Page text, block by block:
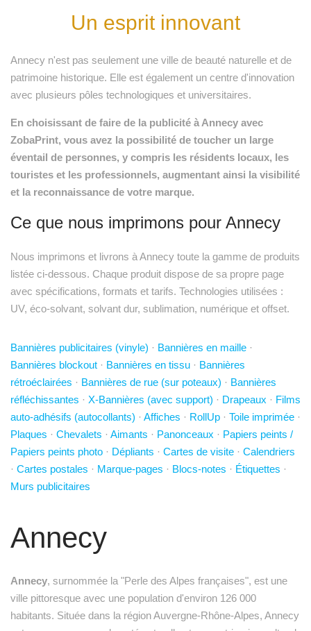
Un esprit innovant
Annecy n'est pas seulement une ville de beauté naturelle et de
patrimoine historique. Elle est également un centre d'innovation
avec plusieurs pôles technologiques et universitaires.
En choisissant de faire de la publicité à Annecy avec
ZobaPrint, vous avez la possibilité de toucher un large
éventail de personnes, y compris les résidents locaux, les
touristes et les professionnels, augmentant ainsi la visibilité
et la reconnaissance de votre marque.
Ce que nous imprimons pour Annecy
Nous imprimons et livrons à Annecy toute la gamme de produits
listée ci-dessous. Chaque produit dispose de sa propre page
avec spécifications, formats et tarifs. Technologies utilisées :
UV, éco-solvant, solvant dur, sublimation, numérique et offset.
Bannières publicitaires (vinyle) · Bannières en maille ·
Bannières blockout · Bannières en tissu · Bannières
rétroéclairées · Bannières de rue (sur poteaux) · Bannières
réfléchissantes · X-Bannières (avec support) · Drapeaux · Films
auto-adhésifs (autocollants) · Affiches · RollUp · Toile imprimée ·
Plaques · Chevalets · Aimants · Panonceaux · Papiers peints /
Papiers peints photo · Dépliants · Cartes de visite · Calendriers
· Cartes postales · Marque-pages · Blocs-notes · Étiquettes ·
Murs publicitaires
Annecy
Annecy, surnommée la "Perle des Alpes françaises", est une
ville pittoresque avec une population d'environ 126 000
habitants. Située dans la région Auvergne-Rhône-Alpes, Annecy